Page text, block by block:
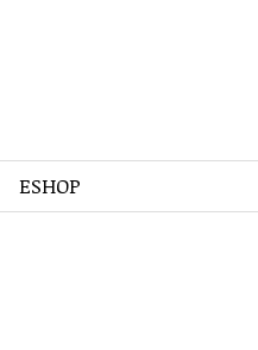
ESHOP